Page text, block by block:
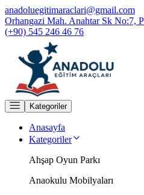
anadoluegitimaraclari@gmail.com
Orhangazi Mah. Anahtar Sk No:7,
(+90) 545 246 46 76
Kategoriler
Anasayfa
Kategoriler
Ahşap Oyun Parkı
Anaokulu Mobilyaları